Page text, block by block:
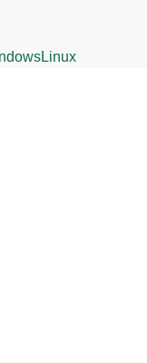
Linux